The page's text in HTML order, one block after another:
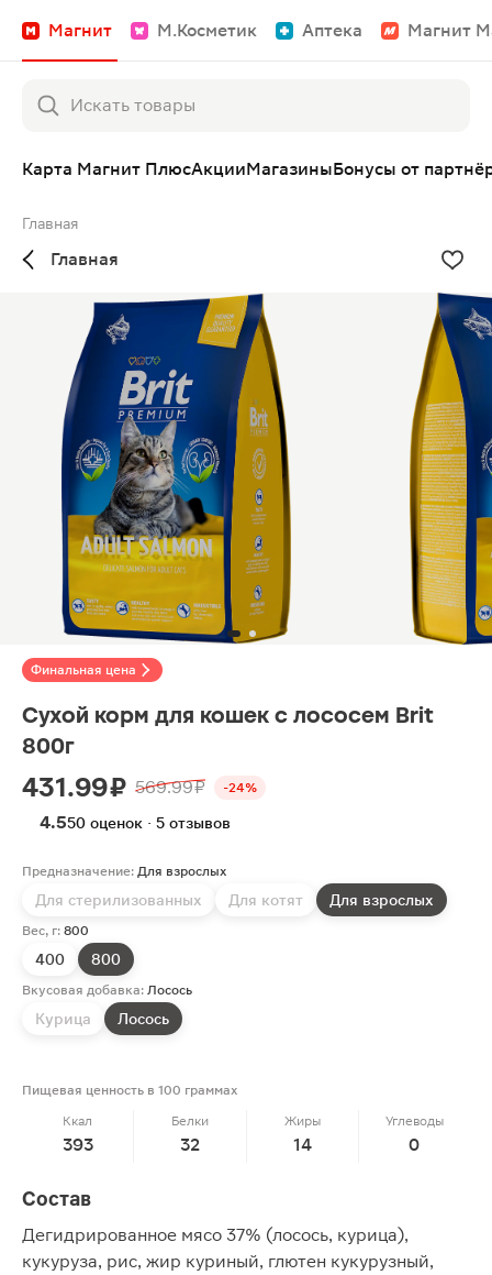
Магнит М.Косметик Аптека Магнит
Карта Магнит ПлюсАкцииМагазиныБонусы от
Главная
Главная
Финальная цена
Сухой корм для кошек с лососем Brit
800г
431.99 ₽ 569.99 ₽ -24%
4.550 оценок · 5 отзывов
Предназначение: Для взрослых
Для стерилизованных Для котят Для взрослых
Вес, г: 800
400 800
Вкусовая добавка: Лосось
Курица Лосось
Пищевая ценность в 100 граммах
Ккал
393
Белки
32
Жиры
14
Углеводы
0
Состав
Дегидрированное мясо 37% (лосось, курица),
кукуруза, рис, жир куриный, глютен кукурузный,